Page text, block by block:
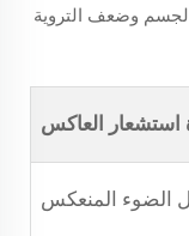
الجسم وضعف التروية
استشعار العاكس
الضوء المنعكس